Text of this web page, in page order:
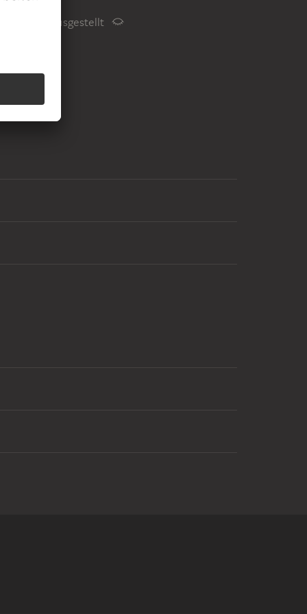
Nicht ausgestellt